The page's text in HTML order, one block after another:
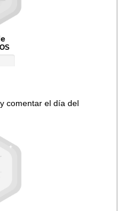
comentar el día del